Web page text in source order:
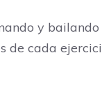
y
de cada